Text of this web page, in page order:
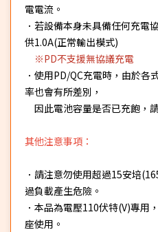
電電流。
．若設備本身未具備任何充電
供1.0A(正常輸出模式)
※PD不支援無協議充電
．使用PD/QC充電時，由於
率也會有所差別，
因此電池容量是否已充飽，
其他注意事項：
．請注意勿使用超過15安培
過負載產生危險。
．本品為電壓110伏特(V)專用
座使用。